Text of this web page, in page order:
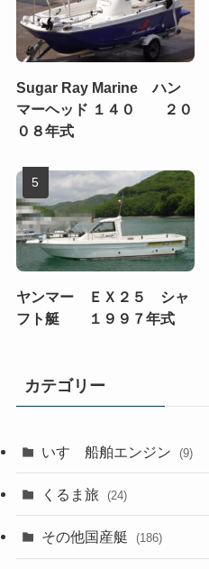
Sugar Ray Marine ハン
マーヘッド １４０ ２０
０８年式
ヤンマー ＥＸ２５ シャ
フト艇 １９９７年式
カテゴリー
いすゞ船舶エンジン (9)
くるま旅 (24)
その他国産艇 (186)